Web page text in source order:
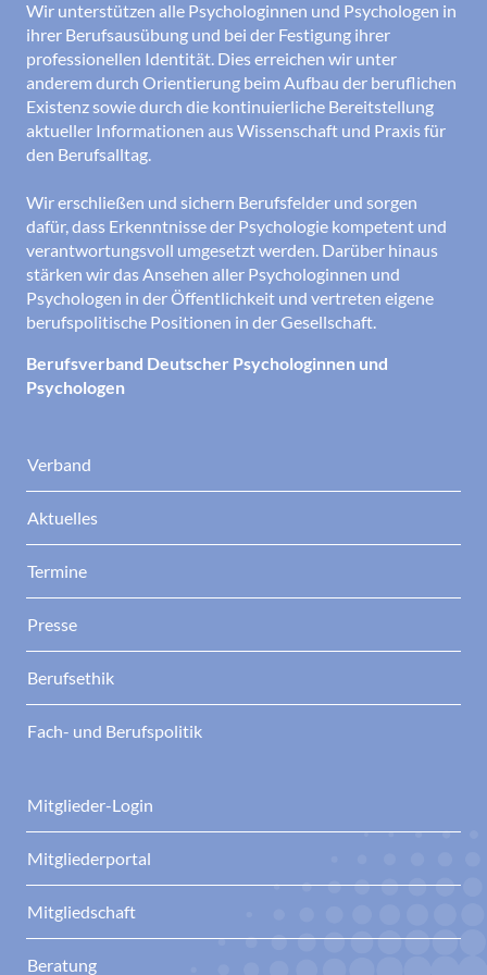
Wir unterstützen alle Psychologinnen und Psychologen in
ihrer Berufsausübung und bei der Festigung ihrer
professionellen Identität. Dies erreichen wir unter
anderem durch Orientierung beim Aufbau der beruflichen
Existenz sowie durch die kontinuierliche Bereitstellung
aktueller Informationen aus Wissenschaft und Praxis für
den Berufsalltag.
Wir erschließen und sichern Berufsfelder und sorgen
dafür, dass Erkenntnisse der Psychologie kompetent und
verantwortungsvoll umgesetzt werden. Darüber hinaus
stärken wir das Ansehen aller Psychologinnen und
Psychologen in der Öffentlichkeit und vertreten eigene
berufspolitische Positionen in der Gesellschaft.
Berufsverband Deutscher Psychologinnen und
Psychologen
Verband
Aktuelles
Termine
Presse
Berufsethik
Fach- und Berufspolitik
Mitglieder-Login
Mitgliederportal
Mitgliedschaft
Beratung